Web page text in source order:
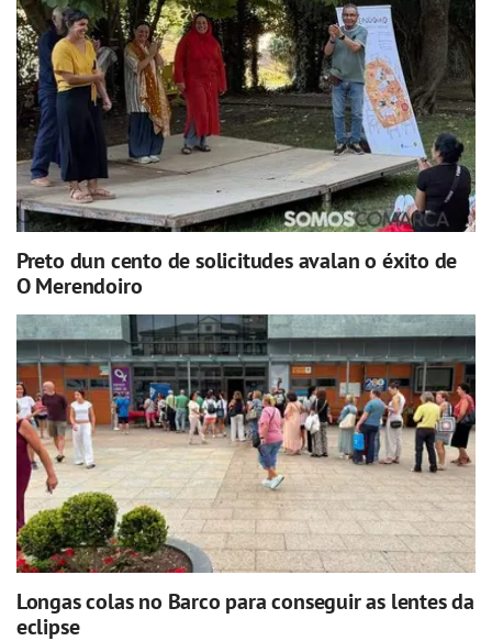
Preto dun cento de solicitudes avalan o éxito de
O Merendoiro
Longas colas no Barco para conseguir as lentes da
eclipse